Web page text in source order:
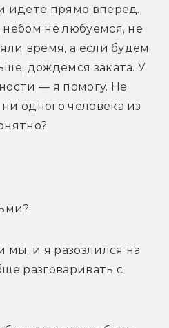
идете прямо вперед.
не любуемся, не
время, а если будем
дождемся заката. У
— я помогу. Не
одного человека из
и я разозлился на
разговаривать с